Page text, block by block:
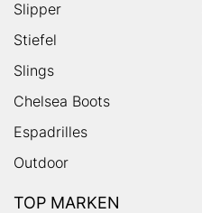
Slipper
Stiefel
Slings
Chelsea Boots
Espadrilles
Outdoor
TOP MARKEN